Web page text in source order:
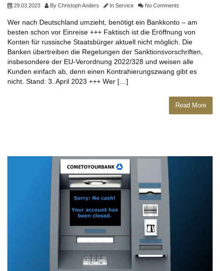
29.03.2023 By Christoph Anders In Service No Comments
Wer nach Deutschland umzieht, benötigt ein Bankkonto – am
besten schon vor Einreise +++ Faktisch ist die Eröffnung von
Konten für russische Staatsbürger aktuell nicht möglich. Die
Banken übertreiben die Regelungen der Sanktionsvorschriften,
insbesondere der EU-Verordnung 2022/328 und weisen alle
Kunden einfach ab, denn einen Kontrahierungszwang gibt es
nicht. Stand: 3. April 2023 +++ Wer […]
Read More